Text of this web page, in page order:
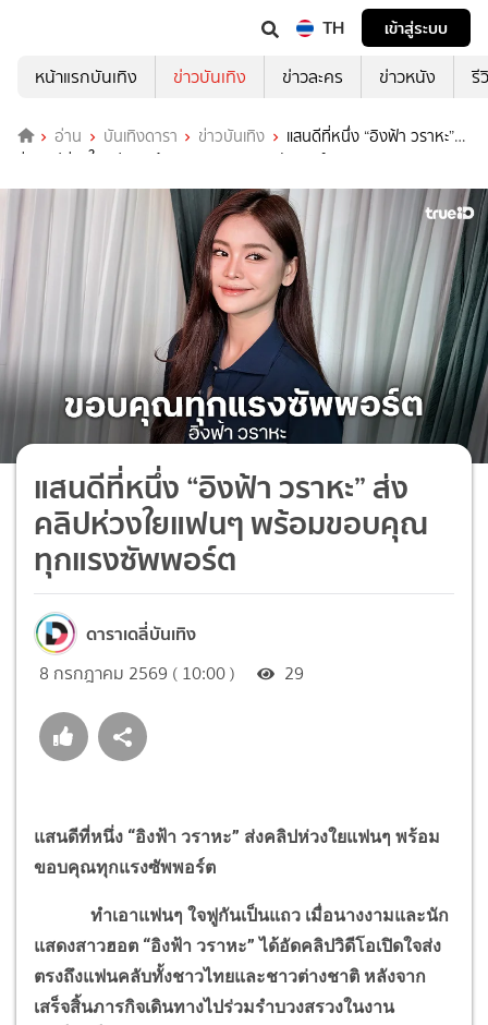
TH
เข้าสู่ระบบ
หน้าแรกบันเทิง
ข่าวบันเทิง ข่าวละคร ข่าวหนัง รี
อ่าน บันเทิงดารา ข่าวบันเทิง
แสนดีที่หนึ่ง “อิงฟ้า วราหะ”
ส่งคลิปห่วงใยแฟนๆ พร้อมขอบคุณทุกแรงซัพพอร์ต
แสนดีที่หนึ่ง “อิงฟ้า วราหะ” ส่ง
คลิปห่วงใยแฟนๆ พร้อมขอบคุณ
ทุกแรงซัพพอร์ต
ดาราเดลี่บันเทิง
8 กรกฎาคม 2569 ( 10:00 ) 29
แสนดีที่หนึ่ง “อิงฟ้า วราหะ” ส่งคลิปห่วงใยแฟนๆ พร้อม
ขอบคุณทุกแรงซัพพอร์ต
ทำเอาแฟนๆ ใจฟูกันเป็นแถว เมื่อนางงามและนัก
แสดงสาวฮอต “อิงฟ้า วราหะ” ได้อัดคลิปวิดีโอเปิดใจส่ง
ตรงถึงแฟนคลับทั้งชาวไทยและชาวต่างชาติ หลังจาก
เสร็จสิ้นภารกิจเดินทางไปร่วมรำบวงสรวงในงาน